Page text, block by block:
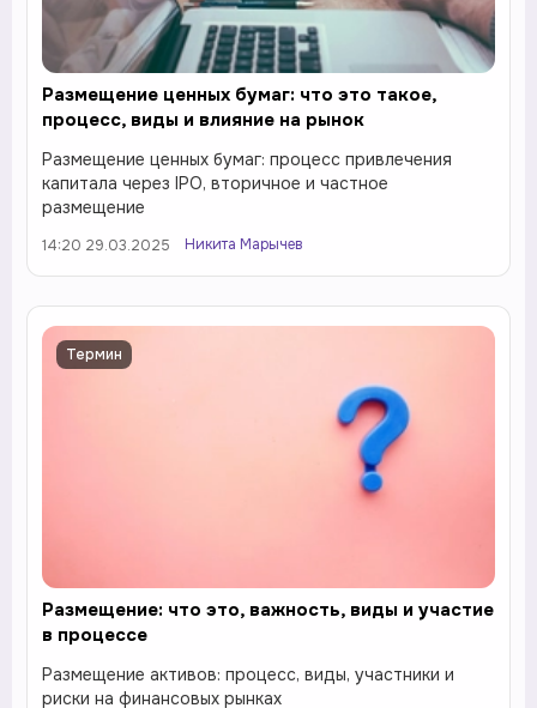
Размещение ценных бумаг: что это такое,
процесс, виды и влияние на рынок
Размещение ценных бумаг: процесс привлечения
капитала через IPO, вторичное и частное
размещение
14:20 29.03.2025 Никита Марычев
Термин
Размещение: что это, важность, виды и участие
в процессе
Размещение активов: процесс, виды, участники и
риски на финансовых рынках